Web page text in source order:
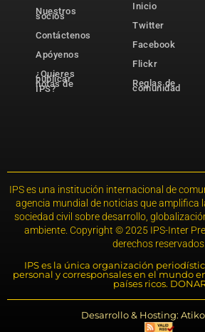
Nuestros
socios
Contáctenos
Apóyenos
¿Quieres
publicar
notas de
IPS?
Inicio
Twitter
Facebook
Flickr
Reglas de
comunidad
IPS es una institución internacional de
agencia mundial de noticias que amplifica
sociedad civil sobre desarrollo,
ambiente. Copyright © 2025 IPS-Inter
derechos reservados.
IPS es la única organización
personal y corresponsales en el mundo
países ricos.
Desarrollo & Hosting: